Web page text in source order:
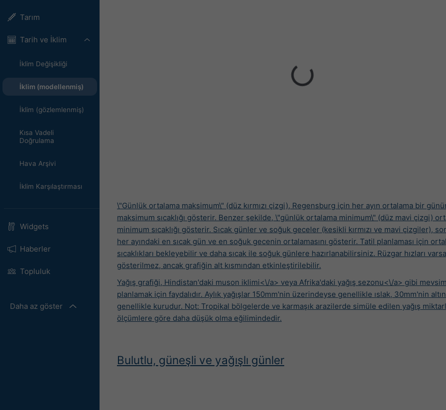
Tarım
Tarih ve İklim
İklim Değişikliği
İklim (modellenmiş)
İklim (gözlemlenmiş)
Kısa Vadeli
Doğrulama
Hava Arşivi
İklim Karşılaştırması
Widgets
Haberler
Topluluk
Daha az göster
\"Günlük ortalama maksimum\" (düz kırmızı çizgi), Regensburg için her ayın ortalama bir
maksimum sıcaklığı gösterir. Benzer şekilde, \"günlük ortalama minimum\" (düz mavi çizgi)
minimum sıcaklığı gösterir. Sıcak günler ve soğuk geceler (kesikli kırmızı ve mavi çizgiler),
her ayındaki en sıcak gün ve en soğuk gecenin ortalamasını gösterir. Tatil planlaması için
sıcaklıkları bekleyebilir ve daha sıcak ile soğuk günlere hazırlanabilirsiniz. Rüzgar hızları
gösterilmez, ancak grafiğin alt kısmından etkinleştirilebilir.
Yağış grafiği, Hindistan'daki muson iklimi<\/a> veya Afrika'daki yağış sezonu<\/a> gibi
planlamak için faydalıdır. Aylık yağışlar 150mm'nin üzerindeyse genellikle ıslak, 30mm'nin
genellikle kurudur. Not: Tropikal bölgelerde ve karmaşık arazilerde simüle edilen yağış
ölçümlere göre daha düşük olma eğilimindedir.
Bulutlu, güneşli ve yağışlı günler